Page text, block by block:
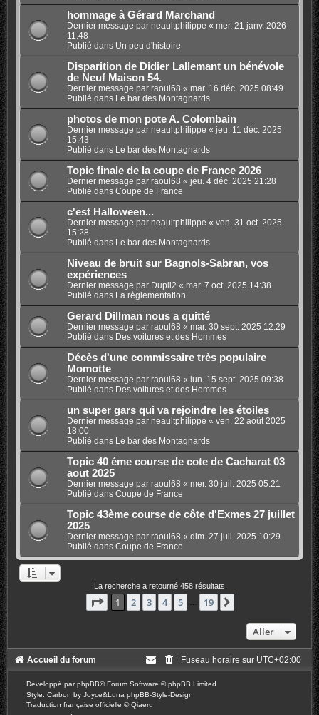
hommage à Gérard Marchand
Dernier message par neaultphilippe « mer. 21 janv. 2026
11:48
Publié dans Un peu d'histoire
Disparition de Didier Lallemant un bénévole
de Neuf Maison 54.
Dernier message par raoul68 « mar. 16 déc. 2025 08:49
Publié dans Le bar des Montagnards
photos de mon pote A. Colombain
Dernier message par neaultphilippe « jeu. 11 déc. 2025
15:43
Publié dans Le bar des Montagnards
Topic finale de la coupe de France 2026
Dernier message par raoul68 « jeu. 4 déc. 2025 21:28
Publié dans Coupe de France
c'est Halloween...
Dernier message par neaultphilippe « ven. 31 oct. 2025
15:28
Publié dans Le bar des Montagnards
Niveau de bruit sur Bagnols-Sabran, vos
expériences
Dernier message par Dupli2 « mar. 7 oct. 2025 14:38
Publié dans La règlementation
Gerard Dillman nous a quitté
Dernier message par raoul68 « mar. 30 sept. 2025 12:29
Publié dans Des voitures et des Hommes
Décès d'une commissaire très populaire
Momotte
Dernier message par raoul68 « lun. 15 sept. 2025 09:38
Publié dans Des voitures et des Hommes
un super gars qui va rejoindre les étoiles
Dernier message par neaultphilippe « ven. 22 août 2025
18:00
Publié dans Le bar des Montagnards
Topic 40 éme course de cote de Cacharat 03
aout 2025
Dernier message par raoul68 « mer. 30 juil. 2025 05:21
Publié dans Coupe de France
Topic 43ème course de côte d'Exmes 27 juillet
2025
Dernier message par raoul68 « dim. 27 juil. 2025 10:29
Publié dans Coupe de France
La recherche a retourné 458 résultats
Page 1sur19
1 2 3 4 5 19
Aller
Accueil du forum Fuseau horaire sur UTC+02:00
Développé parphpBB® Forum Software © phpBB Limited
Style: Carbon by Joyce&Luna phpBB-Style-Design
Traduction française officielle ©Qiaeru